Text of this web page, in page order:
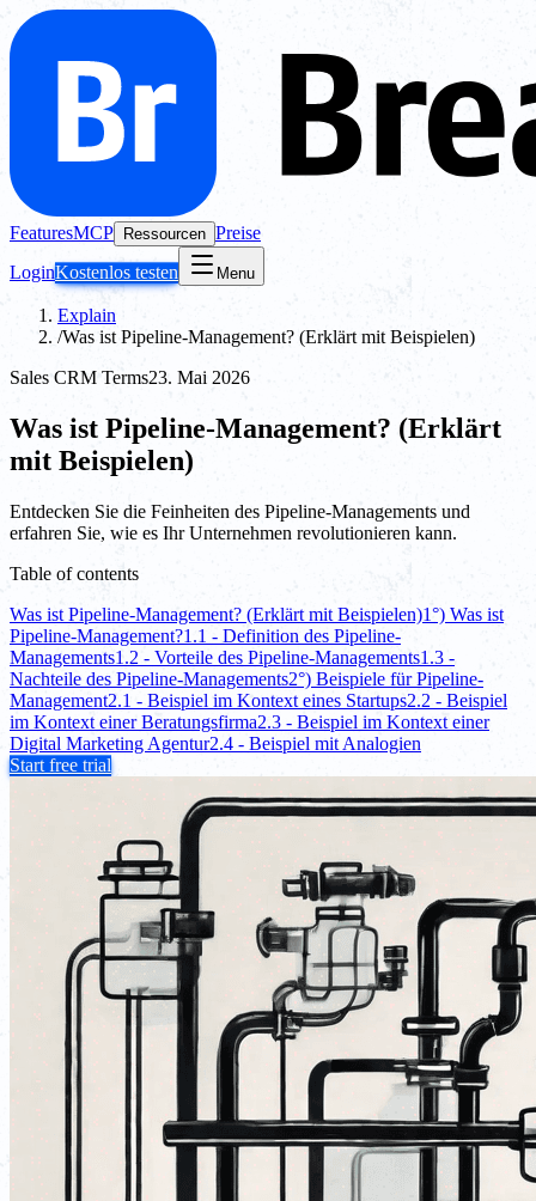
FeaturesMCP Ressourcen Preise
LoginKostenlos testen Menu
Explain
/Was ist Pipeline-Management? (Erklärt mit Beispielen)
Sales CRM Terms23. Mai 2026
Was ist Pipeline-Management? (Erklärt
mit Beispielen)
Entdecken Sie die Feinheiten des Pipeline-Managements und
erfahren Sie, wie es Ihr Unternehmen revolutionieren kann.
Table of contents
Was ist Pipeline-Management? (Erklärt mit Beispielen)1°) Was ist
Pipeline-Management?1.1 - Definition des Pipeline-
Managements1.2 - Vorteile des Pipeline-Managements1.3 -
Nachteile des Pipeline-Managements2°) Beispiele für Pipeline-
Management2.1 - Beispiel im Kontext eines Startups2.2 - Beispiel
im Kontext einer Beratungsfirma2.3 - Beispiel im Kontext einer
Digital Marketing Agentur2.4 - Beispiel mit Analogien
Start free trial